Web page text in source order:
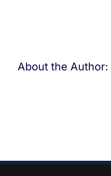
About the Author: